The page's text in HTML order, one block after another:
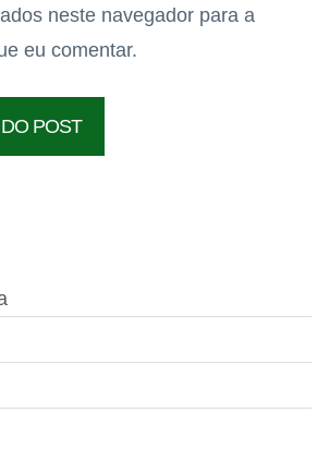
neste navegador para a
eu comentar.